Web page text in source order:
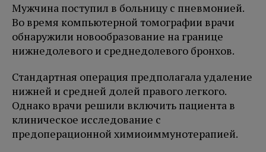
Мужчина поступил в больницу с пневмонией.
Во время компьютерной томографии врачи
обнаружили новообразование на границе
нижнедолевого и среднедолевого бронхов.
Стандартная операция предполагала удаление
нижней и средней долей правого легкого.
Однако врачи решили включить пациента в
клиническое исследование с
предоперационной химиоиммунотерапией.